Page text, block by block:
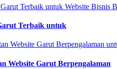
Terbaik untuk
Website Garut Berpengalaman